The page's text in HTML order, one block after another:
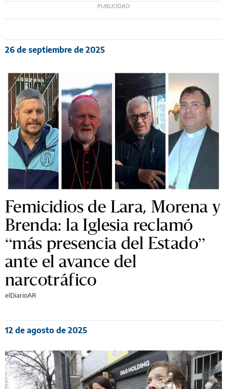
26 de septiembre de 2025
Femicidios de Lara, Morena y
Brenda: la Iglesia reclamó
“más presencia del Estado”
ante el avance del
narcotráfico
elDiarioAR
12 de agosto de 2025